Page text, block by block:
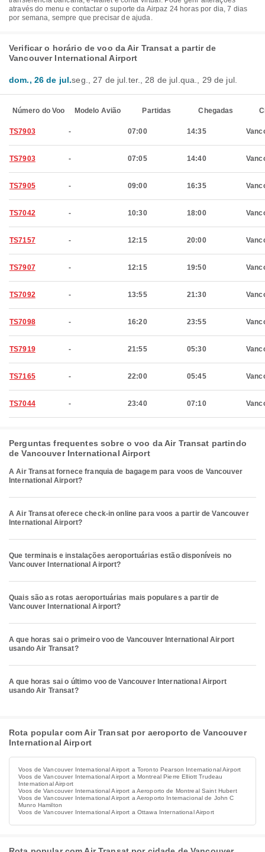
através do menu e contactar o suporte da Airpaz 24 horas por dia, 7 dias
por semana, sempre que precisar de ajuda.
Verificar o horário de voo da Air Transat a partir de
Vancouver International Airport
dom., 26 de jul.seg., 27 de jul. ter., 28 de jul. qua., 29 de jul.
Número do Voo Modelo Avião Partidas Chegadas
TS7903 - 07:00 14:35
TS7903 - 07:05 14:40
TS7905 - 09:00 16:35
TS7042 - 10:30 18:00
TS7157 - 12:15 20:00
TS7907 - 12:15 19:50
TS7092 - 13:55 21:30
TS7098 - 16:20 23:55
TS7919 - 21:55 05:30
TS7165 - 22:00 05:45
TS7044 - 23:40 07:10
Perguntas frequentes sobre o voo da Air Transat partindo
de Vancouver International Airport
A Air Transat fornece franquia de bagagem para voos de Vancouver
International Airport?
A Air Transat oferece check-in online para voos a partir de Vancouver
International Airport?
Que terminais e instalações aeroportuárias estão disponíveis no
Vancouver International Airport?
Quais são as rotas aeroportuárias mais populares a partir de
Vancouver International Airport?
A que horas sai o primeiro voo de Vancouver International Airport
usando Air Transat?
A que horas sai o último voo de Vancouver International Airport
usando Air Transat?
Rota popular com Air Transat por aeroporto de Vancouver
International Airport
Voos de Vancouver International Airport a Toronto Pearson International Airport
Voos de Vancouver International Airport a Montreal Pierre Elliott Trudeau
International Airport
Voos de Vancouver International Airport a Aeroporto de Montreal Saint Hubert
Voos de Vancouver International Airport a Aeroporto Internacional de John C
Munro Hamilton
Voos de Vancouver International Airport a Ottawa International Airport